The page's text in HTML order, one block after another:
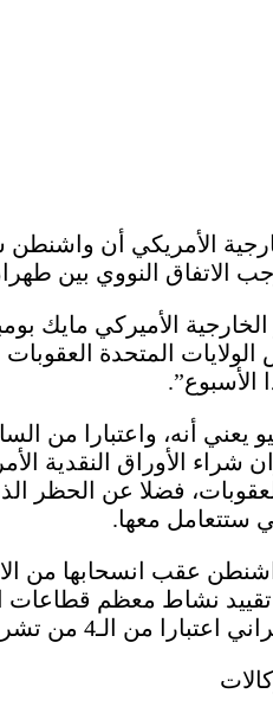
الأمريكي أن واشنطن
الاتفاق النووي بين
الأميركي مايك
الولايات المتحدة
الأسبوع”.
شراء الأوراق النقدية
فضلا عن الحظر
ستتعامل معها.
عقب انسحابها من
تقييد نشاط معظم
من الـ4 من تشرين الثاني المقبل.